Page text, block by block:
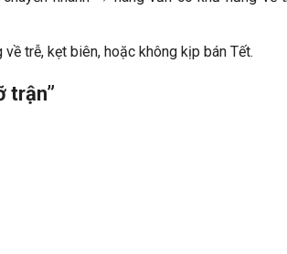
trễ, kẹt biên, hoặc không kịp bán Tết.
trận”